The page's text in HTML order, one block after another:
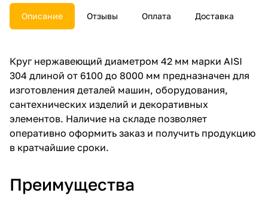
Описание Отзывы Оплата Доставка
Круг нержавеющий диаметром 42 мм марки AISI
304 длиной от 6100 до 8000 мм предназначен для
изготовления деталей машин, оборудования,
сантехнических изделий и декоративных
элементов. Наличие на складе позволяет
оперативно оформить заказ и получить продукцию
в кратчайшие сроки.
Преимущества